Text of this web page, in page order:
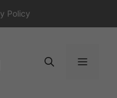
Policy
Menu